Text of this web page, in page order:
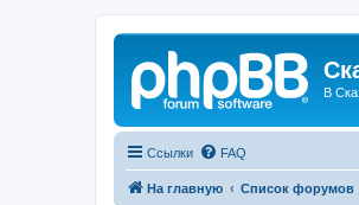
В
Ссылки FAQ
На главную Список форумов